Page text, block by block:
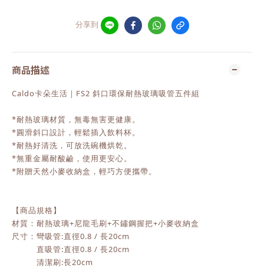
分享到
商品描述
Caldo卡朵生活｜FS2 斜口環保耐熱玻璃吸管五件組
*耐熱玻璃材質，無毒無害更健康。
*圓滑斜口設計，輕鬆插入飲料杯。
*耐熱好清洗，可放洗碗機烘乾。
*無重金屬耐酸鹼，使用更安心。
*附贈天然小麥收納盒，輕巧方便攜帶。
【商品規格】
材質：耐熱玻璃+尼龍毛刷+不鏽鋼握把+小麥收納盒
尺寸：彎吸管:直徑0.8 / 長20cm
直吸管:直徑0.8 / 長20cm
清潔刷:長20cm